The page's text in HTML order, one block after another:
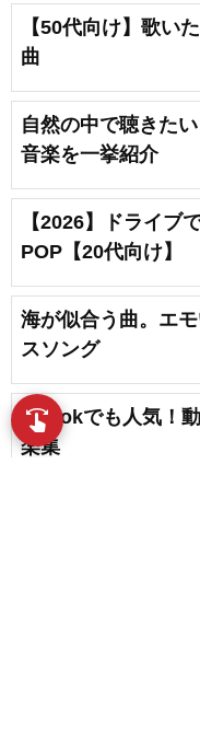
【50代向け】歌い
曲
自然の中で聴きた
音楽を一挙紹介
【2026】ドライブ
POP【20代向け】
海が似合う曲。エ
スソング
TikTokでも人気！
楽集
swipe 指先で音楽をブラウ